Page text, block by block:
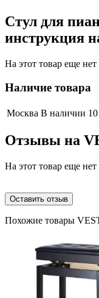
Стул для
инструкция
На этот товар еще
Наличие товара
Москва В наличии
Отзывы на
На этот товар еще нет
Оставить отзыв
Похожие товары